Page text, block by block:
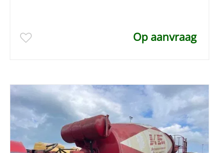
Op aanvraag